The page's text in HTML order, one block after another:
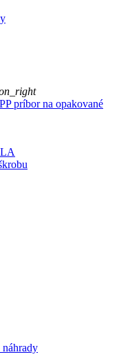
príbor na opakované
náhrady